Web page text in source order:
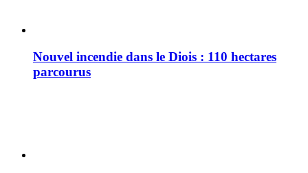
Nouvel incendie dans le Diois : 110 hectares
parcourus